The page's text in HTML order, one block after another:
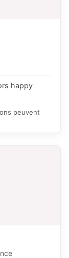
happy
peuvent